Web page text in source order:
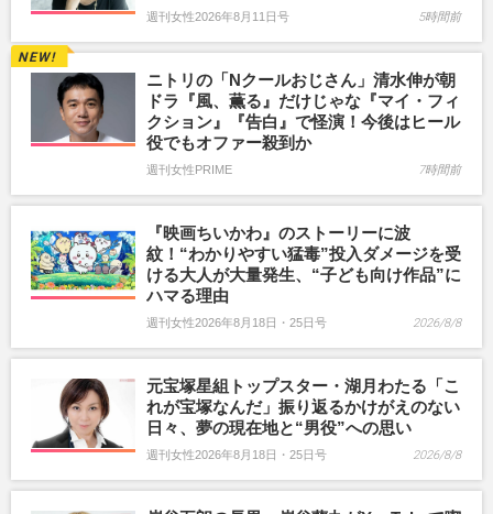
週刊女性2026年8月11日号 5時間前
ニトリの「Nクールおじさん」清水伸が朝
ドラ『風、薫る』だけじゃな『マイ・フィ
クション』『告白』で怪演！今後はヒール
役でもオファー殺到か
週刊女性PRIME 7時間前
『映画ちいかわ』のストーリーに波
紋！“わかりやすい猛毒”投入ダメージを受
ける大人が大量発生、“子ども向け作品”に
ハマる理由
週刊女性2026年8月18日・25日号 2026/8/8
元宝塚星組トップスター・湖月わたる「こ
れが宝塚なんだ」振り返るかけがえのない
日々、夢の現在地と“男役”への思い
週刊女性2026年8月18日・25日号 2026/8/8